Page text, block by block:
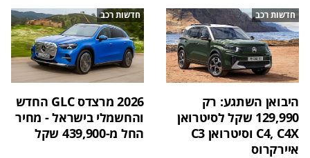
חדשות רכב
היבואן השתגע: רק
129,990 שקל לסיטרואן
C4, C4X וסיטרואן C3
איירקרוס
חדשות רכב
2026 מרצדס GLC החדש
והחשמלי בישראל - מחיר
החל מ-439,900 שקל